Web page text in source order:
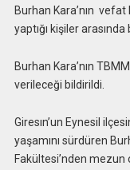
Burhan Kara’nın
yaptığı kişiler
Burhan Kara’nın
verileceği bildirildi.
Giresın’un Eynesil
yaşamını sürdüren
Fakültesi’nden